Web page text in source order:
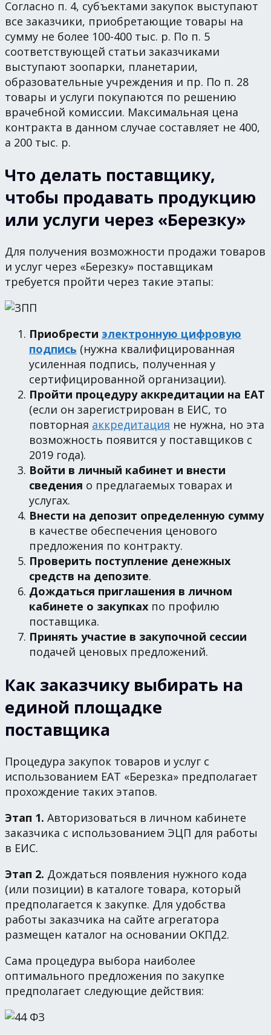
Согласно п. 4, субъектами закупок выступают
все заказчики, приобретающие товары на
сумму не более 100-400 тыс. р. По п. 5
соответствующей статьи заказчиками
выступают зоопарки, планетарии,
образовательные учреждения и пр. По п. 28
товары и услуги покупаются по решению
врачебной комиссии. Максимальная цена
контракта в данном случае составляет не 400,
а 200 тыс. р.
Что делать поставщику,
чтобы продавать продукцию
или услуги через «Березку»
Для получения возможности продажи товаров
и услуг через «Березку» поставщикам
требуется пройти через такие этапы:
Приобрести электронную цифровую
подпись (нужна квалифицированная
усиленная подпись, полученная у
сертифицированной организации).
Пройти процедуру аккредитации на ЕАТ
(если он зарегистрирован в ЕИС, то
повторная аккредитация не нужна, но эта
возможность появится у поставщиков с
2019 года).
Войти в личный кабинет и внести
сведения о предлагаемых товарах и
услугах.
Внести на депозит определенную сумму
в качестве обеспечения ценового
предложения по контракту.
Проверить поступление денежных
средств на депозите.
Дождаться приглашения в личном
кабинете о закупках по профилю
поставщика.
Принять участие в закупочной сессии
подачей ценовых предложений.
Как заказчику выбирать на
единой площадке
поставщика
Процедура закупок товаров и услуг с
использованием ЕАТ «Березка» предполагает
прохождение таких этапов.
Этап 1. Авторизоваться в личном кабинете
заказчика с использованием ЭЦП для работы
в ЕИС.
Этап 2. Дождаться появления нужного кода
(или позиции) в каталоге товара, который
предполагается к закупке. Для удобства
работы заказчика на сайте агрегатора
размещен каталог на основании ОКПД2.
Сама процедура выбора наиболее
оптимального предложения по закупке
предполагает следующие действия: